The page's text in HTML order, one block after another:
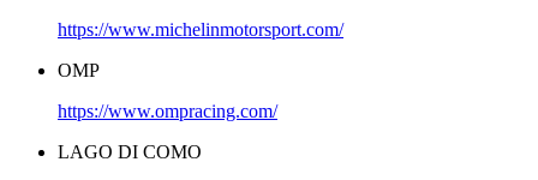
https://www.michelinmotorsport.com/
OMP
https://www.ompracing.com/
LAGO DI COMO